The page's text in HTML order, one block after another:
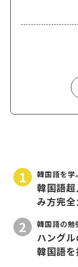
韓国語を学
韓国語
み方完
韓国語の勉
ハング
韓国語